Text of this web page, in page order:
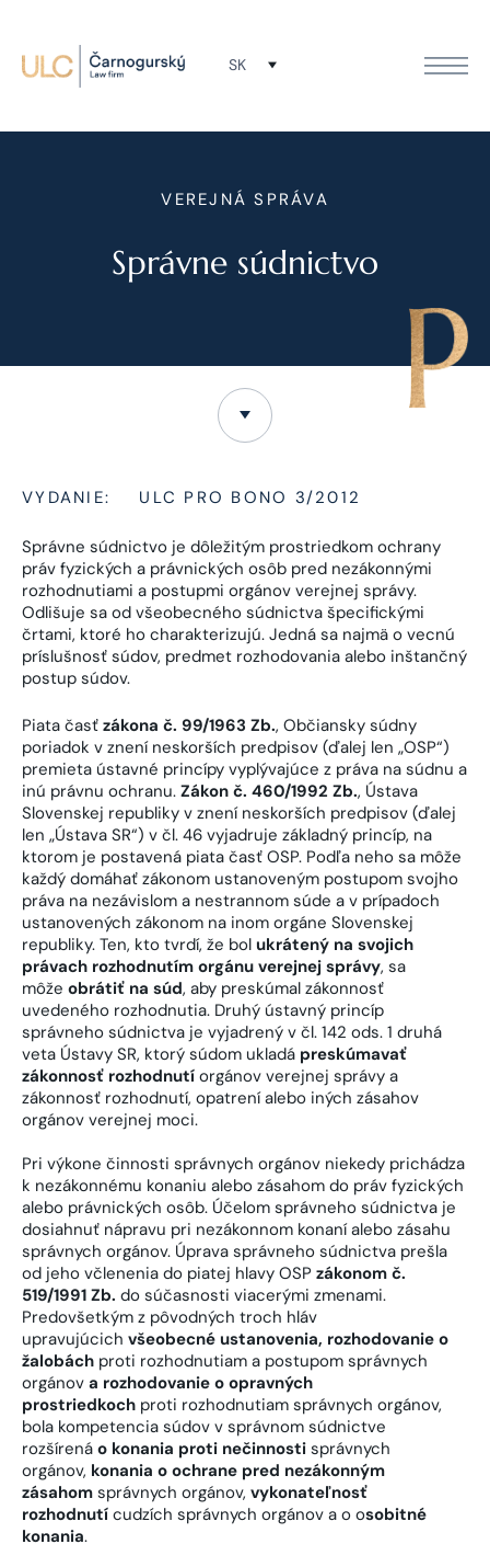
SK
VEREJNÁ SPRÁVA
Správne súdnictvo
VYDANIE: ULC PRO BONO 3/2012
Správne súdnictvo je dôležitým prostriedkom ochrany
práv fyzických a právnických osôb pred nezákonnými
rozhodnutiami a postupmi orgánov verejnej správy.
Odlišuje sa od všeobecného súdnictva špecifickými
črtami, ktoré ho charakterizujú. Jedná sa najmä o vecnú
príslušnosť súdov, predmet rozhodovania alebo inštančný
postup súdov.
Piata časť zákona č. 99/1963 Zb., Občiansky súdny
poriadok v znení neskorších predpisov (ďalej len „OSP“)
premieta ústavné princípy vyplývajúce z práva na súdnu a
inú právnu ochranu. Zákon č. 460/1992 Zb., Ústava
Slovenskej republiky v znení neskorších predpisov (ďalej
len „Ústava SR“) v čl. 46 vyjadruje základný princíp, na
ktorom je postavená piata časť OSP. Podľa neho sa môže
každý domáhať zákonom ustanoveným postupom svojho
práva na nezávislom a nestrannom súde a v prípadoch
ustanovených zákonom na inom orgáne Slovenskej
republiky. Ten, kto tvrdí, že bol ukrátený na svojich
právach rozhodnutím orgánu verejnej správy, sa
môže obrátiť na súd, aby preskúmal zákonnosť
uvedeného rozhodnutia. Druhý ústavný princíp
správneho súdnictva je vyjadrený v čl. 142 ods. 1 druhá
veta Ústavy SR, ktorý súdom ukladá preskúmavať
zákonnosť rozhodnutí orgánov verejnej správy a
zákonnosť rozhodnutí, opatrení alebo iných zásahov
orgánov verejnej moci.
Pri výkone činnosti správnych orgánov niekedy prichádza
k nezákonnému konaniu alebo zásahom do práv fyzických
alebo právnických osôb. Účelom správneho súdnictva je
dosiahnuť nápravu pri nezákonnom konaní alebo zásahu
správnych orgánov. Úprava správneho súdnictva prešla
od jeho včlenenia do piatej hlavy OSP zákonom č.
519/1991 Zb. do súčasnosti viacerými zmenami.
Predovšetkým z pôvodných troch hláv
upravujúcich všeobecné ustanovenia, rozhodovanie o
žalobách proti rozhodnutiam a postupom správnych
orgánov a rozhodovanie o opravných
prostriedkoch proti rozhodnutiam správnych orgánov,
bola kompetencia súdov v správnom súdnictve
rozšírená o konania proti nečinnosti správnych
orgánov, konania o ochrane pred nezákonným
zásahom správnych orgánov, vykonateľnosť
rozhodnutí cudzích správnych orgánov a o osobitné
konania.